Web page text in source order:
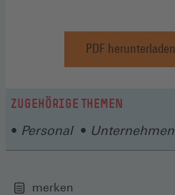
PDF herunterladen
ZUGEHÖRIGE THEMEN
Personal Unternehmen
merken